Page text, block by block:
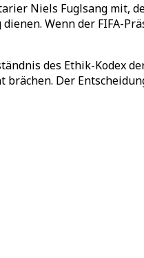
Niels Fuglsang mit,
Wenn der FIFA-
des Ethik-Kodex
Der